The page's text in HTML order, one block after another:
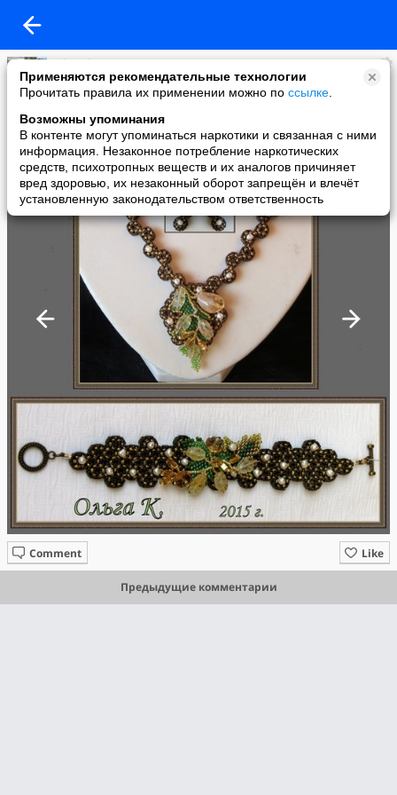
Применяются рекомендательные технологии
Прочитать правила их применении можно по ссылке
Возможны упоминания
В контенте могут упоминаться наркотики и связанная с ними
информация. Незаконное потребление наркотических
средств, психотропных веществ и их аналогов причиняет
вред здоровью, их незаконный оборот запрещён и влечёт
установленную законодательством ответственность
Eduard
added a photo
26 Jul в 16:28
Like
Comment
Предыдущие комментарии